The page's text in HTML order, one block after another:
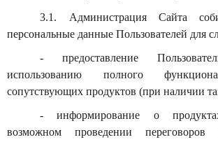
3.1. Администрация Сайта
персональные данные Пользователей для
- предоставление
использованию полного
сопутствующих продуктов (при
- информирование о
возможном проведении переговоров